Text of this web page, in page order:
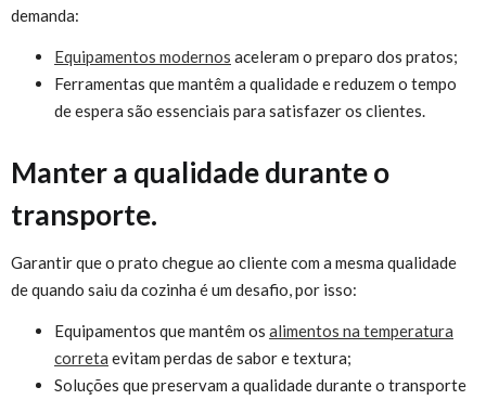
demanda:
Equipamentos modernos aceleram o preparo dos pratos;
Ferramentas que mantêm a qualidade e reduzem o tempo
de espera são essenciais para satisfazer os clientes.
Manter a qualidade durante o
transporte.
Garantir que o prato chegue ao cliente com a mesma qualidade
de quando saiu da cozinha é um desafio, por isso:
Equipamentos que mantêm os alimentos na temperatura
correta evitam perdas de sabor e textura;
Soluções que preservam a qualidade durante o transporte